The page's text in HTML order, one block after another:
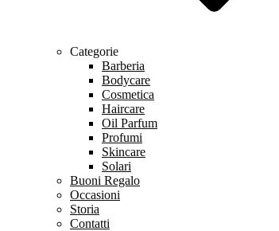
Categorie
Barberia
Bodycare
Cosmetica
Haircare
Oil Parfum
Profumi
Skincare
Solari
Buoni Regalo
Occasioni
Storia
Contatti